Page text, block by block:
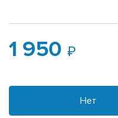
1 950
Нет